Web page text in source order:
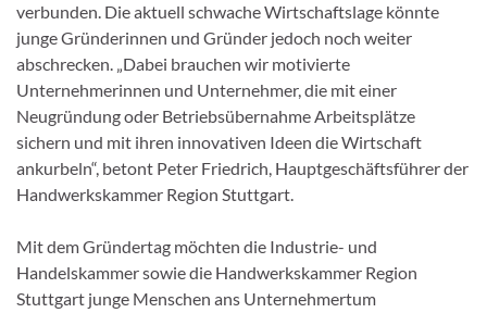
verbunden. Die aktuell schwache Wirtschaftslage könnte
junge Gründerinnen und Gründer jedoch noch weiter
abschrecken. „Dabei brauchen wir motivierte
Unternehmerinnen und Unternehmer, die mit einer
Neugründung oder Betriebsübernahme Arbeitsplätze
sichern und mit ihren innovativen Ideen die Wirtschaft
ankurbeln“, betont Peter Friedrich, Hauptgeschäftsführer der
Handwerkskammer Region Stuttgart.
Mit dem Gründertag möchten die Industrie- und
Handelskammer sowie die Handwerkskammer Region
Stuttgart junge Menschen ans Unternehmertum